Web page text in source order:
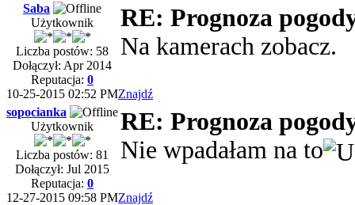
Saba
Użytkownik
Liczba postów: 58
Dołączył: Apr 2014
Reputacja: 0
RE: Prognoza
Na kamerach zobacz.
10-25-2015 02:52 PMZnajdź
sopocianka
Użytkownik
Liczba postów: 81
Dołączył: Jul 2015
Reputacja: 0
RE: Prognoza
Nie wpadałam na to
12-27-2015 09:58 PMZnajdź